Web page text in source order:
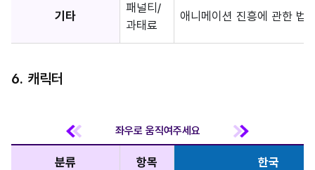
기타
패널티/
과태료
애니메이션 진흥에 관한 법
6. 캐릭터
분류 항목 한국